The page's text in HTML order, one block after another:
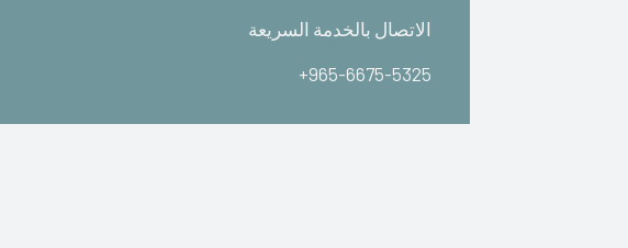
الاتصال بالخدمة السريعة
+965-6675-5325